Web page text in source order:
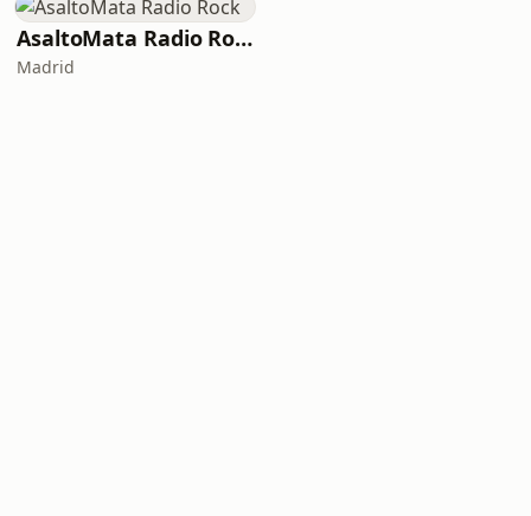
AsaltoMata Radio Rock
Madrid